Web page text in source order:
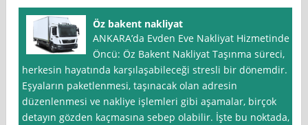
Öz bakent nakliyat
ANKARA’da Evden Eve Nakliyat Hizmetinde
Öncü: Öz Bakent Nakliyat Taşınma süreci,
herkesin hayatında karşılaşabileceği stresli bir dönemdir.
Eşyaların paketlenmesi, taşınacak olan adresin
düzenlenmesi ve nakliye işlemleri gibi aşamalar, birçok
detayın gözden kaçmasına sebep olabilir. İşte bu noktada,